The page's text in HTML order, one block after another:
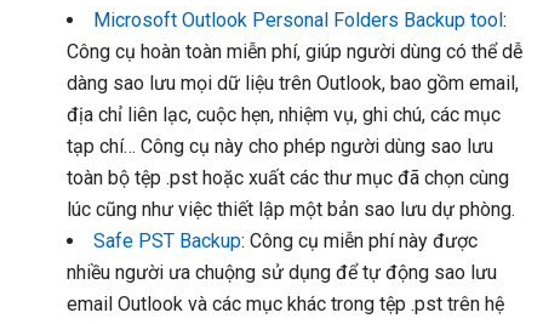
Microsoft Outlook Personal Folders Backup tool :
Công cụ hoàn toàn miễn phí, giúp người dùng có thể dễ
dàng sao lưu mọi dữ liệu trên Outlook, bao gồm email,
địa chỉ liên lạc, cuộc hẹn, nhiệm vụ, ghi chú, các mục
tạp chí… Công cụ này cho phép người dùng sao lưu
toàn bộ tệp .pst hoặc xuất các thư mục đã chọn cùng
lúc cũng như việc thiết lập một bản sao lưu dự phòng.
Safe PST Backup: Công cụ miễn phí này được
nhiều người ưa chuộng sử dụng để tự động sao lưu
email Outlook và các mục khác trong tệp .pst trên hệ